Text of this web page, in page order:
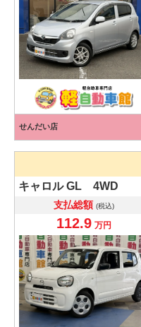
せんだい店
キャロルGL 4WD
支払総額 (税込)
112.9 万円